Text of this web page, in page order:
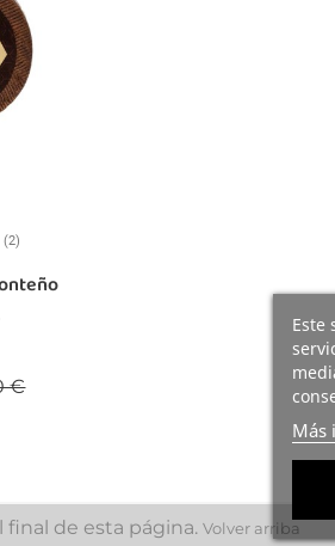
Este
Más
(2)
base
€Precio
final de esta página. Volver arriba